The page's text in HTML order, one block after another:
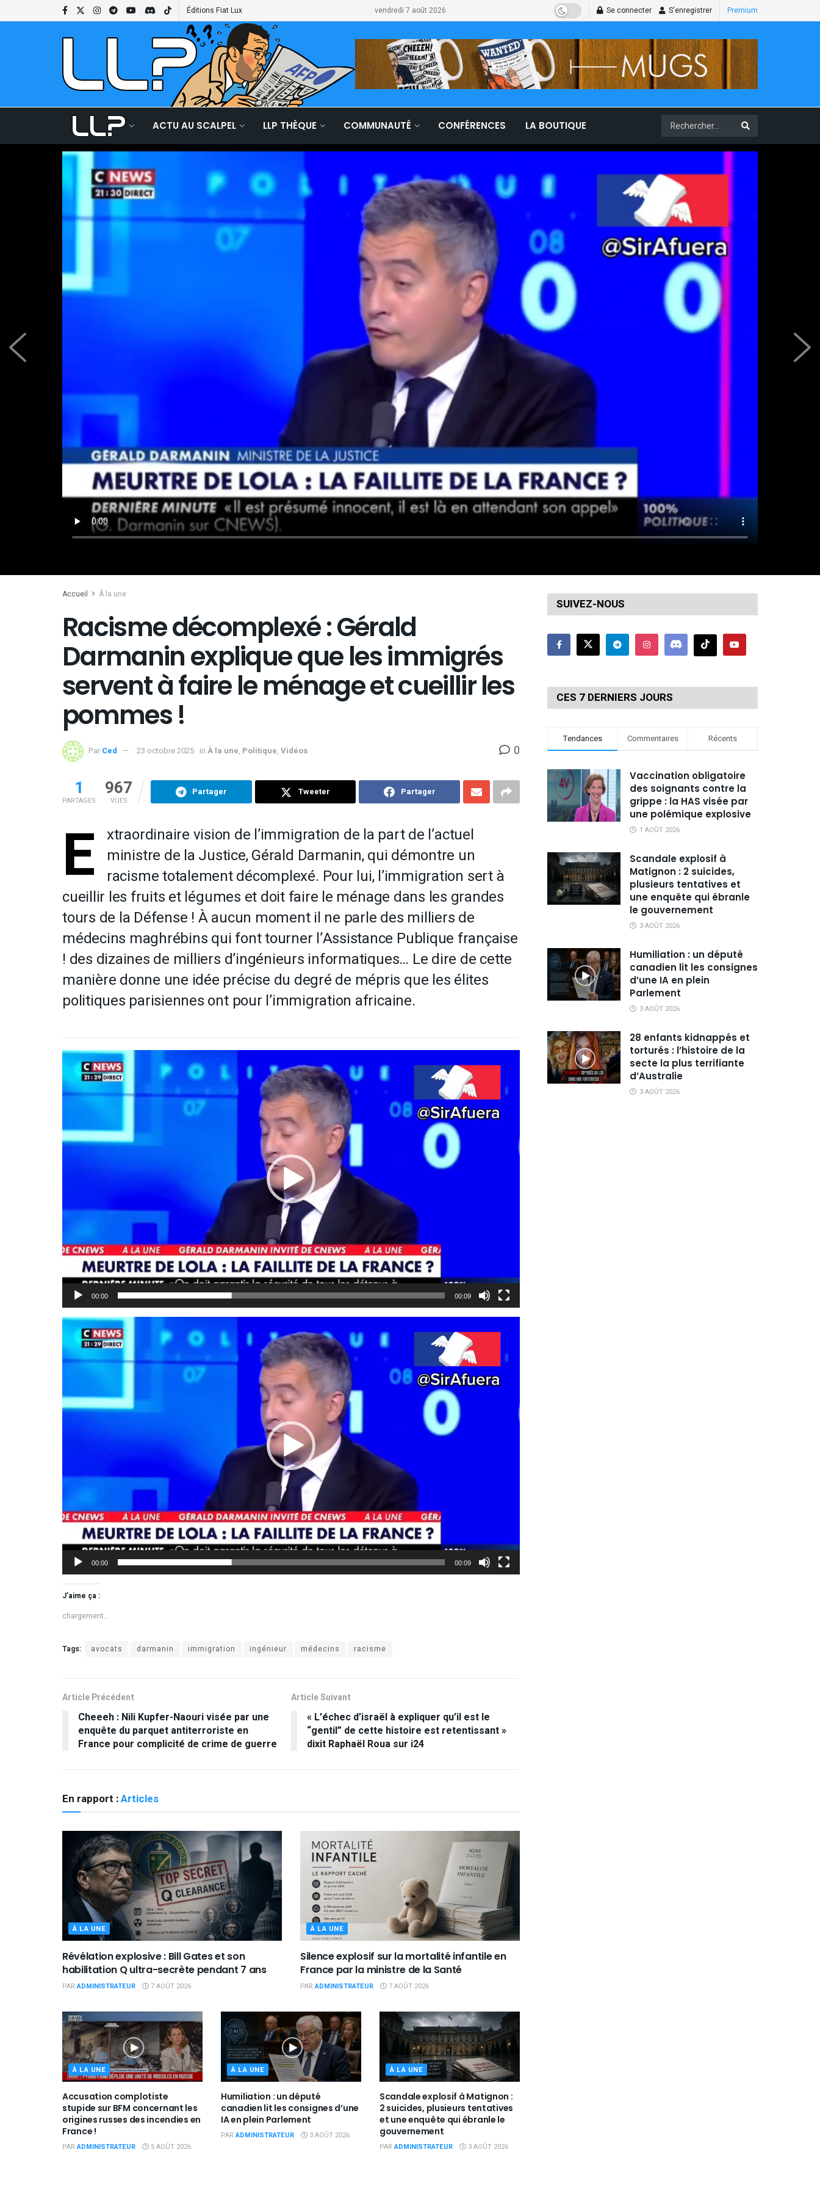
Éditions Fiat Lux vendredi 7 août 2026 Se connecter S'enregistrer Premium
ACTU AU SCALPEL LLP THÈQUE COMMUNAUTÉ CONFÉRENCES LA BOUTIQUE
Accueil À la une
Racisme décomplexé : Gérald
Darmanin explique que les immigrés
servent à faire le ménage et cueillir les
pommes !
Par Ced 23 octobre 2025 in À la une, Politique, Vidéos 0
1
PARTAGES
967
VUES
Partager Tweeter Partager
E xtraordinaire vision de l’immigration de la part de l’actuel
ministre de la Justice, Gérald Darmanin, qui démontre un
racisme totalement décomplexé. Pour lui, l’immigration sert à
cueillir les fruits et légumes et doit faire le ménage dans les grandes
tours de la Défense ! À aucun moment il ne parle des milliers de
médecins maghrébins qui font tourner l’Assistance Publique française
! des dizaines de milliers d’ingénieurs informatiques… Le dire de cette
manière donne une idée précise du degré de mépris que les élites
politiques parisiennes ont pour l’immigration africaine.
Lecteur
vidéo
00:00 00:09
Lecteur
vidéo
00:00 00:09
J’aime ça :
chargement…
Tags: avocats darmanin immigration ingénieur médecins racisme
Article Précédent
Cheeeh : Nili Kupfer-Naouri visée par une
enquête du parquet antiterroriste en
France pour complicité de crime de guerre
Article Suivant
« L’échec d’israël à expliquer qu’il est le
“gentil” de cette histoire est retentissant »
dixit Raphaël Roua sur i24
En rapport :Articles
À LA UNE
Révélation explosive : Bill Gates et son
habilitation Q ultra-secrète pendant 7 ans
PAR ADMINISTRATEUR 7 AOÛT 2026
À LA UNE
Silence explosif sur la mortalité infantile en
France par la ministre de la Santé
PAR ADMINISTRATEUR 7 AOÛT 2026
À LA UNE
Accusation complotiste
stupide sur BFM concernant les
origines russes des incendies en
France !
PAR ADMINISTRATEUR 5 AOÛT 2026
À LA UNE
Humiliation : un député
canadien lit les consignes d’une
IA en plein Parlement
PAR ADMINISTRATEUR 3 AOÛT 2026
À LA UNE
Scandale explosif à Matignon :
2 suicides, plusieurs tentatives
et une enquête qui ébranle le
gouvernement
PAR ADMINISTRATEUR 3 AOÛT 2026
SUIVEZ-NOUS
CES 7 DERNIERS JOURS
Tendances Commentaires Récents
Vaccination obligatoire
des soignants contre la
grippe : la HAS visée par
une polémique explosive
1 AOÛT 2026
Scandale explosif à
Matignon : 2 suicides,
plusieurs tentatives et
une enquête qui ébranle
le gouvernement
3 AOÛT 2026
Humiliation : un député
canadien lit les consignes
d’une IA en plein
Parlement
3 AOÛT 2026
28 enfants kidnappés et
torturés : l’histoire de la
secte la plus terrifiante
d’Australie
3 AOÛT 2026